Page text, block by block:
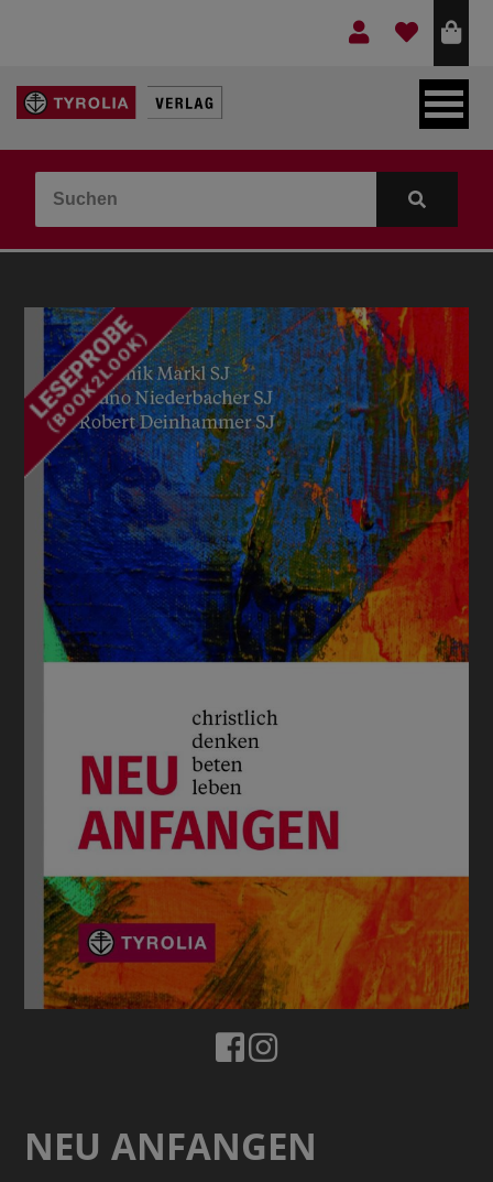
LEBEN & GLAUBE
KINDER- & JUGENDBUCH
VERLAG
IDEEN & BEGLEITMATERIAL
NEU ANFANGEN